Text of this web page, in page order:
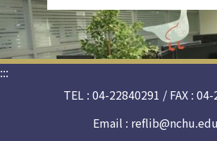
:::
TEL : 04-22840291 / FAX :
Email :